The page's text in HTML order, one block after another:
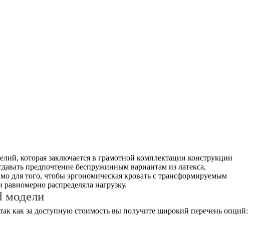
которая заключается в грамотной комплектации конструкции
предпочтение беспружинным вариантам из латекса,
для того, чтобы эргономическая кровать с трансформируемым
распределяла нагрузку.
модели
как за доступную стоимость вы получите широкий перечень опций: